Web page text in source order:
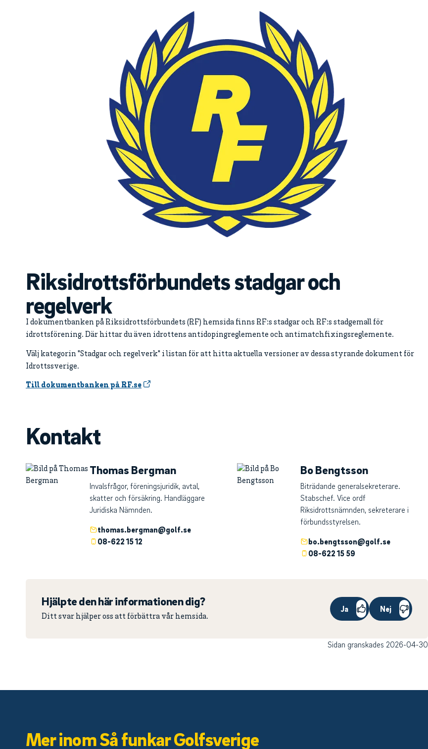
Riksidrottsförbundets stadgar och
regelverk
I dokumentbanken på Riksidrottsförbundets (RF) hemsida finns RF:s stadgar och RF:s stadgemall för
idrottsförening. Där hittar du även idrottens antidopingreglemente och antimatchfixingsreglemente.
Välj kategorin "Stadgar och regelverk" i listan för att hitta aktuella versioner av dessa styrande dokument för
Idrottssverige.
Till dokumentbanken på RF.se
Kontakt
Thomas Bergman
Invalsfrågor, föreningsjuridik, avtal,
skatter och försäkring. Handläggare
Juridiska Nämnden.
thomas.bergman@golf.se
08-622 15 12
Bo Bengtsson
Biträdande generalsekreterare.
Stabschef. Vice ordf
Riksidrottsnämnden, sekreterare i
förbundsstyrelsen.
bo.bengtsson@golf.se
08-622 15 59
Hjälpte den här informationen dig?
Ditt svar hjälper oss att förbättra vår hemsida.
Ja Nej
Sidan granskades 2026-04-30
Mer inom Så funkar Golfsverige